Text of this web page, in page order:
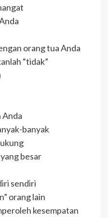
orang tua Anda
“tidak”
Anda
banyak
besar
sendiri
orang lain
kesempatan